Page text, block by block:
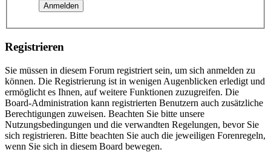
Registrieren
Sie müssen in diesem Forum registriert sein, um sich anmelden zu
können. Die Registrierung ist in wenigen Augenblicken erledigt und
ermöglicht es Ihnen, auf weitere Funktionen zuzugreifen. Die
Board-Administration kann registrierten Benutzern auch zusätzliche
Berechtigungen zuweisen. Beachten Sie bitte unsere
Nutzungsbedingungen und die verwandten Regelungen, bevor Sie
sich registrieren. Bitte beachten Sie auch die jeweiligen Forenregeln,
wenn Sie sich in diesem Board bewegen.